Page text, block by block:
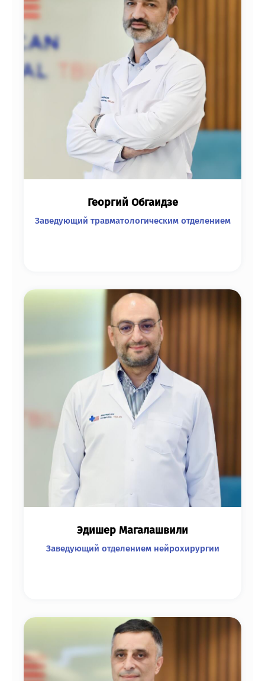
Георгий Обгаидзе
Заведующий травматологическим отделением
Эдишер Магалашвили
Заведующий отделением нейрохирургии